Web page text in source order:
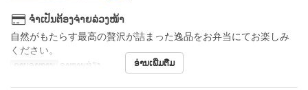
ຈຳເປັນຕ້ອງຈ່າຍລ່ວງໜ້າ
自然がもたらす最高の贅沢が詰まった逸品をお弁当にてお楽しみ
ください。
ຄາບອາຫານ ອາຫານທ່ຽງ ອ່ານເພີ່ມຕື່ມ